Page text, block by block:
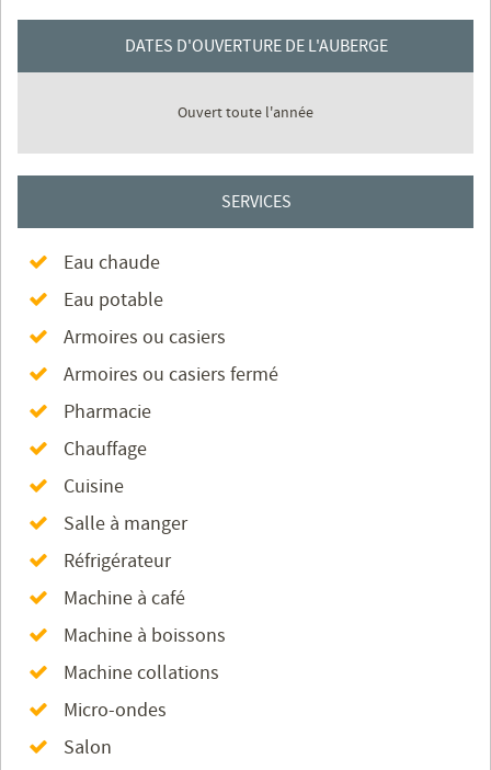
DATES D'OUVERTURE DE L'AUBERGE
Ouvert toute l'année
SERVICES
Eau chaude
Eau potable
Armoires ou casiers
Armoires ou casiers fermé
Pharmacie
Chauffage
Cuisine
Salle à manger
Réfrigérateur
Machine à café
Machine à boissons
Machine collations
Micro-ondes
Salon